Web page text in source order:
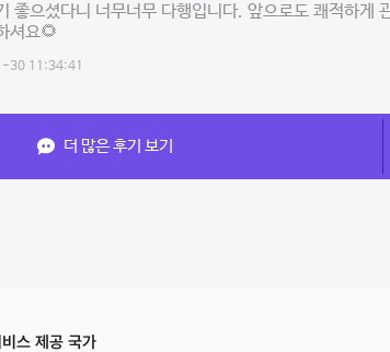
좋으셨다니 너무너무 다행입니다. 앞으로도 쾌적하게
셔요🌻
30 11:34:41
더 많은 후기 보기
스 제공 국가